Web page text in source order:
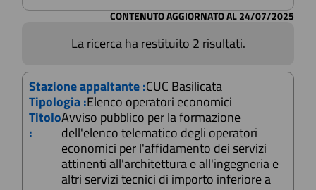
CONTENUTO AGGIORNATO AL 24/07/2025
La ricerca ha restituito 2 risultati.
Stazione appaltante :CUC Basilicata
Tipologia :Elenco operatori economici
Titolo
:
Avviso pubblico per la formazione
dell'elenco telematico degli operatori
economici per l'affidamento dei servizi
attinenti all'architettura e all'ingegneria e
altri servizi tecnici di importo inferiore a